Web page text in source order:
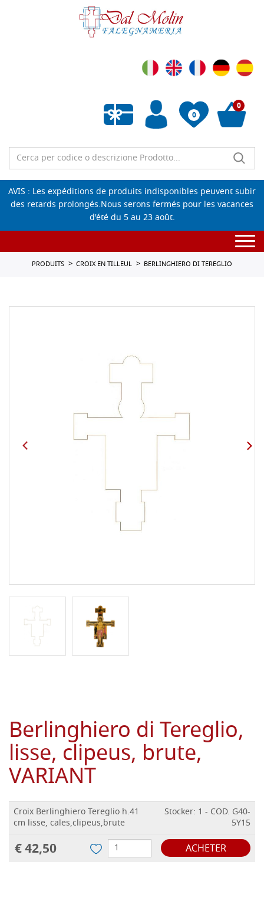
0
Liste de souhaits vide
0
AVIS : Les expéditions de produits indisponibles peuvent subir
des retards prolongés.Nous serons fermés pour les vacances
d'été du 5 au 23 août.
PRODUITS CROIX EN TILLEUL BERLINGHIERO DI TEREGLIO
Berlinghiero di Tereglio,
lisse, clipeus, brute,
VARIANT
Croix Berlinghiero Tereglio h.41
cm lisse, cales,clipeus,brute
Stocker: 1 - COD. G40-
5Y15
€ 42,50 ACHETER